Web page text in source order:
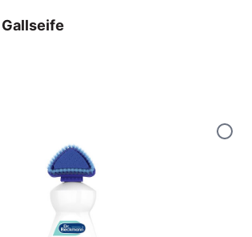
In den Warenkorb